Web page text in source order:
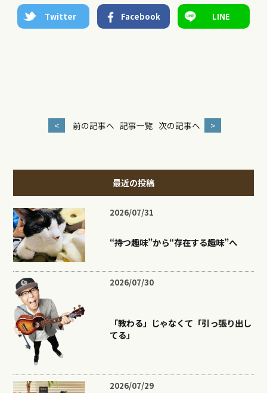
Twitter Facebook LINE
< 前の記事へ 記事一覧 次の記事へ >
最近の投稿
2026/07/31
“持つ趣味”から“存在する趣味”へ
2026/07/30
「教わる」じゃなくて「引っ張り出し
てる」
2026/07/29